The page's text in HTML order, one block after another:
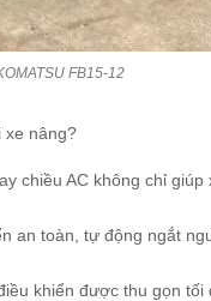
FB15-12
xe nâng?
chiều AC không chỉ
an toàn, tự động ngắt
khiển được thu gọn